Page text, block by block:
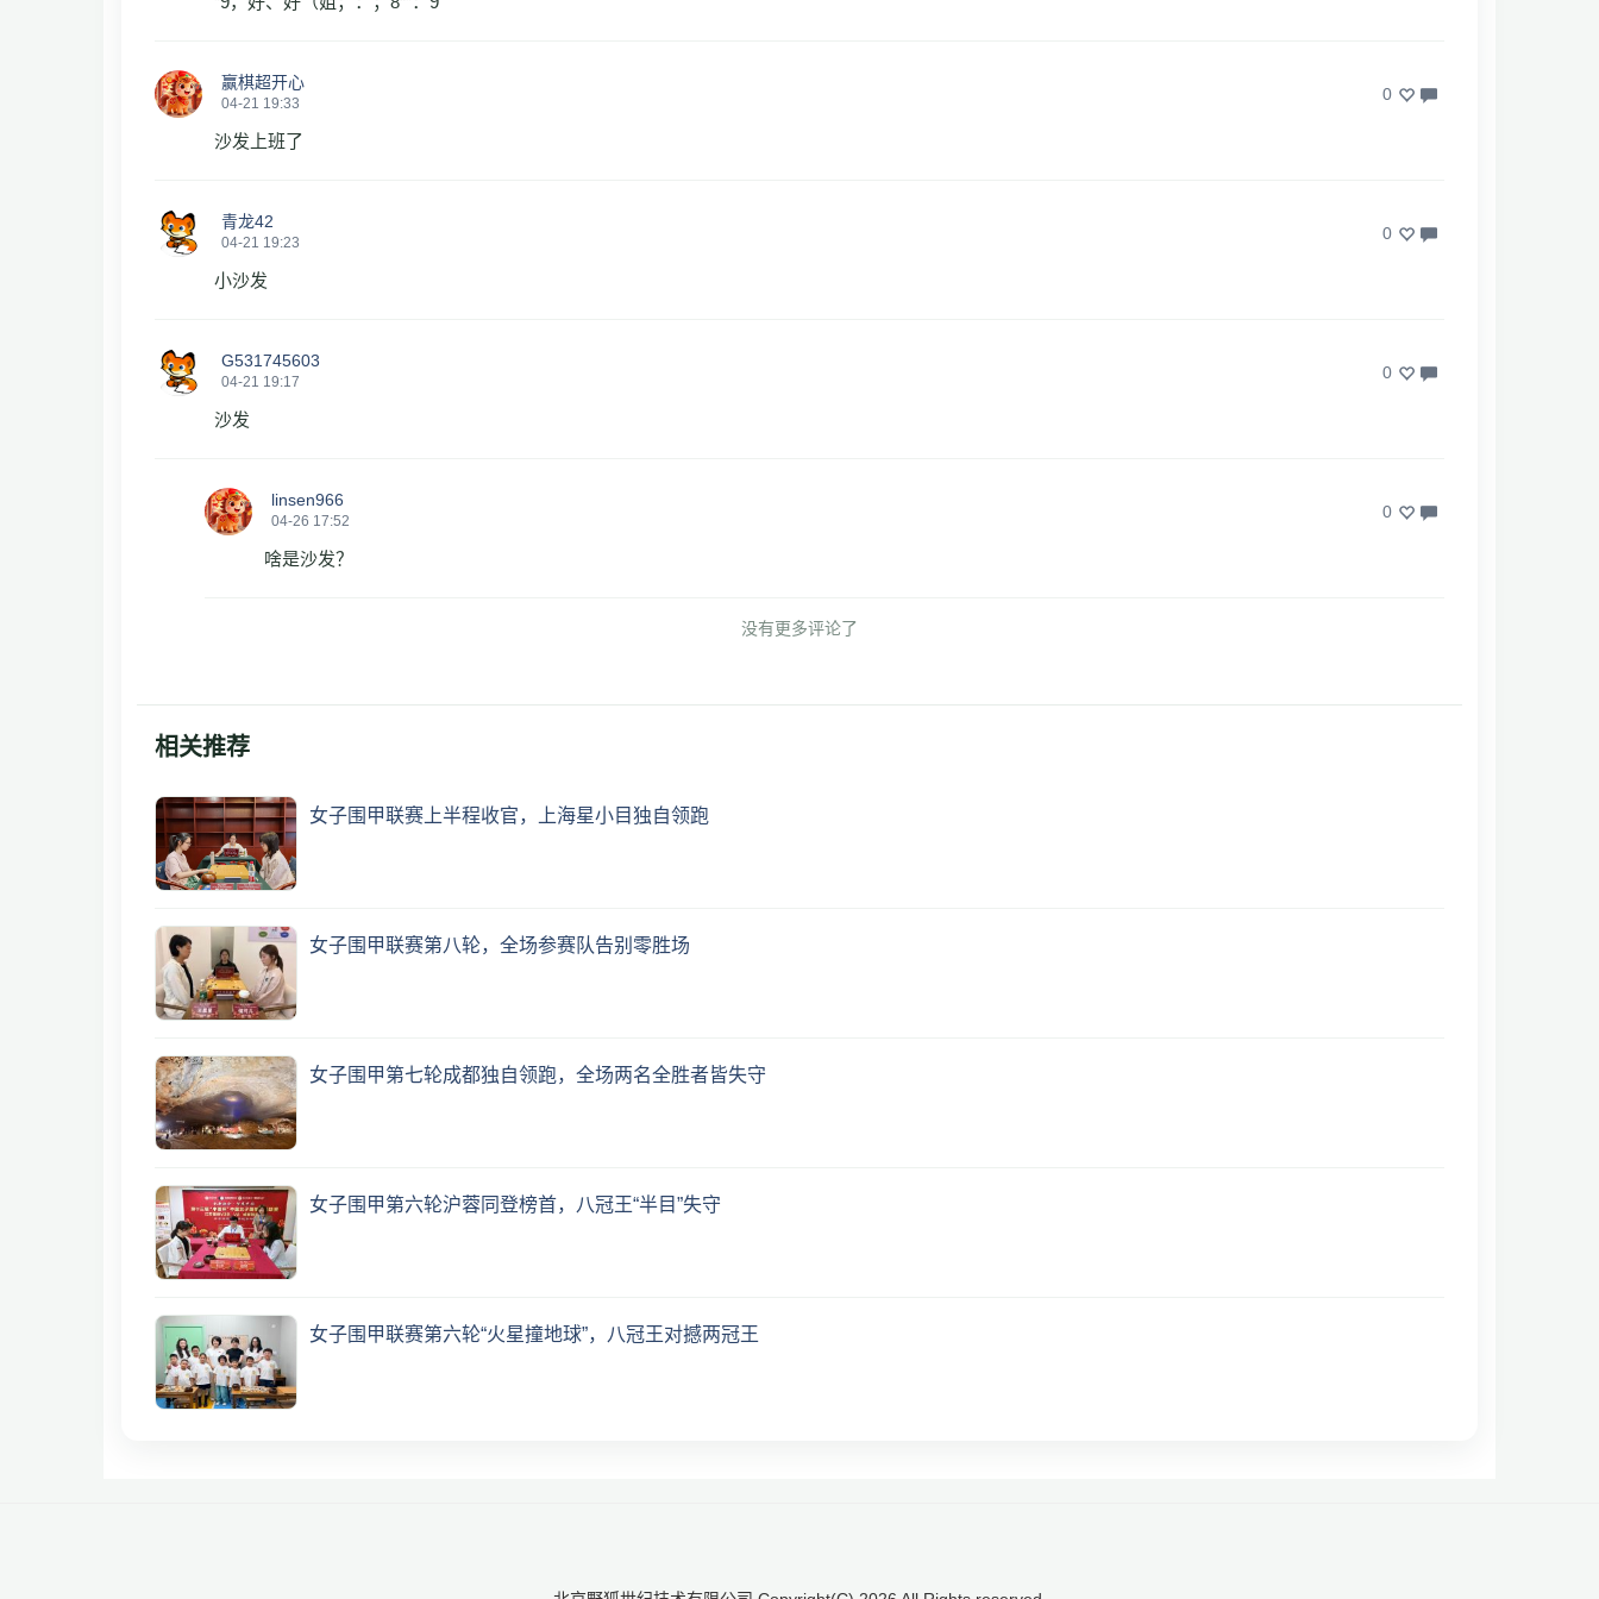
赢棋超开心
04-21 19:33 0
沙发上班了
青龙42
04-21 19:23 0
小沙发
G531745603
04-21 19:17 0
沙发
linsen966
04-26 17:52 0
啥是沙发？
没有更多评论了
相关推荐
女子围甲联赛上半程收官，上海星小目独自领跑
女子围甲联赛第八轮，全场参赛队告别零胜场
女子围甲第七轮成都独自领跑，全场两名全胜者皆失守
女子围甲第六轮沪蓉同登榜首，八冠王“半目”失守
女子围甲联赛第六轮“火星撞地球”，八冠王对撼两冠王